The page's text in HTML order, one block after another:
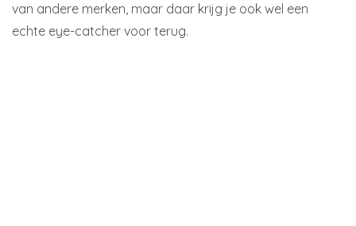
van andere merken, maar daar krijg je ook wel een
echte eye-catcher voor terug.